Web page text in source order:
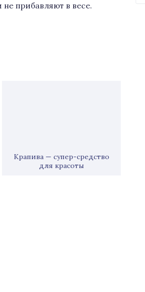
прибавляют в весе.
Крапива — супер-средство
для красоты